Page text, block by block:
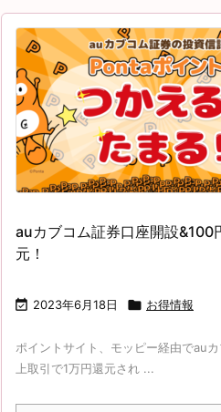
auカブコム証券口座開設&100
元！
 2023年6月18日  お得情報
ポイントサイト、モッピー経由でau
上取引で1万円還元され ...